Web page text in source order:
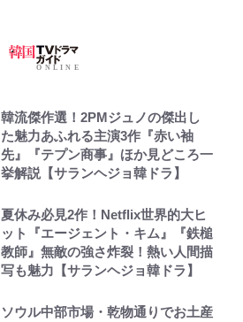
韓流傑作選！2PMジュノの傑出し
た魅力あふれる主演3作『赤い袖
先』『テプン商事』ほか見どころ一
挙解説【サランヘジョ韓ドラ】
夏休み必見2作！Netflix世界的大ヒ
ット『エージェント・キム』『鉄槌
教師』無敵の強さ炸裂！熱い人間描
写も魅力【サランヘジョ韓ドラ】
ソウル中部市場・乾物通りでお土産